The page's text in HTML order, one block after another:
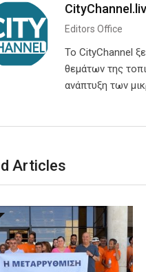
Editors Office
Το CityChannel
θεμάτων της
ανάπτυξη των
Articles